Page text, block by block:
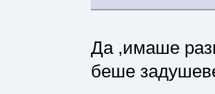
Да ,имаше
беше